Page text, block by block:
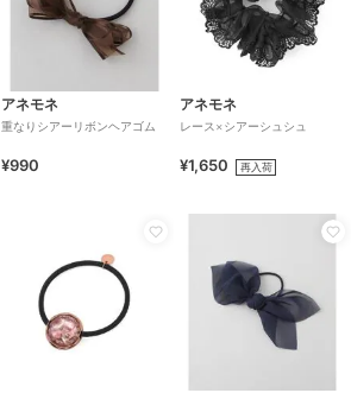
アネモネ
重なりシアーリボンヘアゴム
¥990
アネモネ
レース×シアーシュシュ
¥1,650 再入荷